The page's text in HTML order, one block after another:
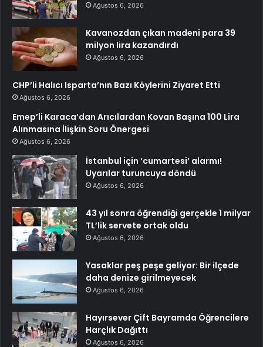
Ağustos 6, 2026
Kavanozdan çıkan madeni para 39
milyon lira kazandırdı
Ağustos 6, 2026
CHP’li Halıcı Isparta’nın Bazı Köylerini Ziyaret Etti
Ağustos 6, 2026
Emep’li Karaca’dan Arıcılardan Kovan Başına 100 Lira
Alınmasına İlişkin Soru Önergesi
Ağustos 6, 2026
İstanbul için ‘cumartesi’ alarmı!
Uyarılar turuncuya döndü
Ağustos 6, 2026
43 yıl sonra öğrendiği gerçekle 1 milyar
TL’lik servete ortak oldu
Ağustos 6, 2026
Yasaklar peş peşe geliyor: Bir ilçede
daha denize girilmeyecek
Ağustos 6, 2026
Hayırsever Çift Bayramda Öğrencilere
Harçlık Dağıttı
Ağustos 6, 2026